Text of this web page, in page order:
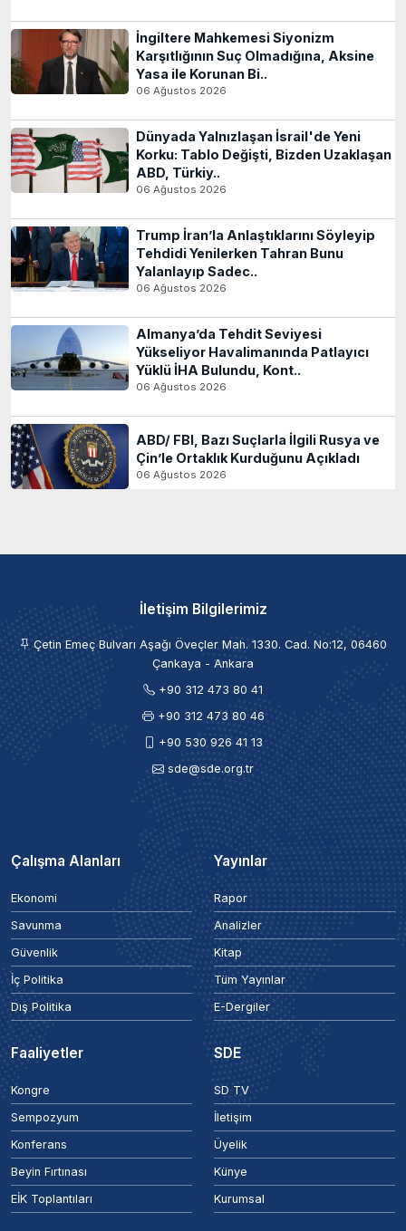
İngiltere Mahkemesi Siyonizm
Karşıtlığının Suç Olmadığına, Aksine
Yasa ile Korunan Bi..
06 Ağustos 2026
Dünyada Yalnızlaşan İsrail'de Yeni
Korku: Tablo Değişti, Bizden Uzaklaşan
ABD, Türkiy..
06 Ağustos 2026
Trump İran’la Anlaştıklarını Söyleyip
Tehdidi Yenilerken Tahran Bunu
Yalanlayıp Sadec..
06 Ağustos 2026
Almanya’da Tehdit Seviyesi
Yükseliyor Havalimanında Patlayıcı
Yüklü İHA Bulundu, Kont..
06 Ağustos 2026
ABD/ FBI, Bazı Suçlarla İlgili Rusya ve
Çin’le Ortaklık Kurduğunu Açıkladı
06 Ağustos 2026
İletişim Bilgilerimiz
Çetin Emeç Bulvarı Aşağı Öveçler Mah. 1330. Cad. No:12, 06460
Çankaya - Ankara
+90 312 473 80 41
+90 312 473 80 46
+90 530 926 41 13
sde@sde.org.tr
Çalışma Alanları
Ekonomi
Savunma
Güvenlik
İç Politika
Dış Politika
Yayınlar
Rapor
Analizler
Kitap
Tüm Yayınlar
E-Dergiler
Faaliyetler
Kongre
Sempozyum
Konferans
Beyin Fırtınası
EİK Toplantıları
SDE
SD TV
İletişim
Üyelik
Künye
Kurumsal